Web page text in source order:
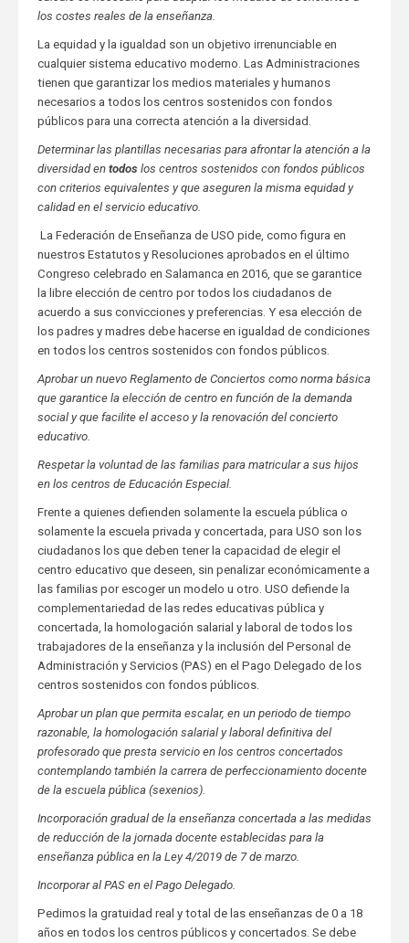
los costes reales de la enseñanza.
La equidad y la igualdad son un objetivo irrenunciable en
cualquier sistema educativo moderno. Las Administraciones
tienen que garantizar los medios materiales y humanos
necesarios a todos los centros sostenidos con fondos
públicos para una correcta atención a la diversidad.
Determinar las plantillas necesarias para afrontar la atención a la
diversidad en todos los centros sostenidos con fondos públicos
con criterios equivalentes y que aseguren la misma equidad y
calidad en el servicio educativo.
La Federación de Enseñanza de USO pide, como figura en
nuestros Estatutos y Resoluciones aprobados en el último
Congreso celebrado en Salamanca en 2016, que se garantice
la libre elección de centro por todos los ciudadanos de
acuerdo a sus convicciones y preferencias. Y esa elección de
los padres y madres debe hacerse en igualdad de condiciones
en todos los centros sostenidos con fondos públicos.
Aprobar un nuevo Reglamento de Conciertos como norma básica
que garantice la elección de centro en función de la demanda
social y que facilite el acceso y la renovación del concierto
educativo.
Respetar la voluntad de las familias para matricular a sus hijos
en los centros de Educación Especial.
Frente a quienes defienden solamente la escuela pública o
solamente la escuela privada y concertada, para USO son los
ciudadanos los que deben tener la capacidad de elegir el
centro educativo que deseen, sin penalizar económicamente a
las familias por escoger un modelo u otro. USO defiende la
complementariedad de las redes educativas pública y
concertada, la homologación salarial y laboral de todos los
trabajadores de la enseñanza y la inclusión del Personal de
Administración y Servicios (PAS) en el Pago Delegado de los
centros sostenidos con fondos públicos.
Aprobar un plan que permita escalar, en un periodo de tiempo
razonable, la homologación salarial y laboral definitiva del
profesorado que presta servicio en los centros concertados
contemplando también la carrera de perfeccionamiento docente
de la escuela pública (sexenios).
Incorporación gradual de la enseñanza concertada a las medidas
de reducción de la jornada docente establecidas para la
enseñanza pública en la Ley 4/2019 de 7 de marzo.
Incorporar al PAS en el Pago Delegado.
Pedimos la gratuidad real y total de las enseñanzas de 0 a 18
años en todos los centros públicos y concertados. Se debe